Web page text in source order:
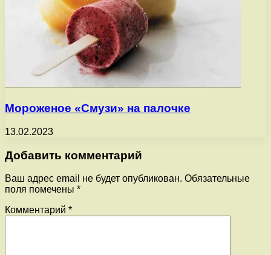
Мороженое «Смузи» на палочке
13.02.2023
Добавить комментарий
Ваш адрес email не будет опубликован. Обязательные
поля помечены *
Комментарий *